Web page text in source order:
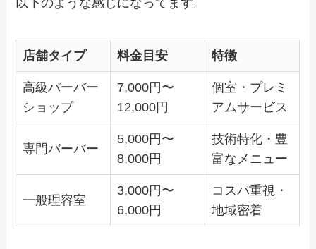
以下のような感じになってます。
店舗タイプ 料金目安 特徴
高級バーバー
ショップ
7,000円〜
12,000円
個室・プレミ
アムサービス
専門バーバー
5,000円〜
8,000円
技術特化・豊
富なメニュー
一般理容室
3,000円〜
6,000円
コスパ重視・
地域密着